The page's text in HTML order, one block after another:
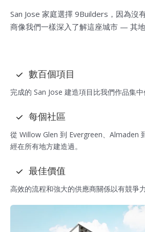
San Jose 家庭選擇 9Builders，因為沒
商像我們一樣深入了解這座城市 — 其地
數百個項目
完成的 San Jose 建造項目比我們作品集中
每個社區
從 Willow Glen 到 Evergreen、Almaden
經在所有地方建造過。
最佳價值
高效的流程和強大的供應商關係以有競爭